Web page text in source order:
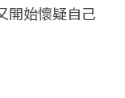
開始懷疑自己